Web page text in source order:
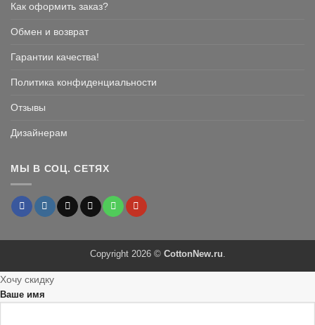
Как оформить заказ?
Обмен и возврат
Гарантии качества!
Политика конфиденциальности
Отзывы
Дизайнерам
МЫ В СОЦ. СЕТЯХ
Copyright 2026 © CottonNew.ru.
Хочу скидку
Ваше имя